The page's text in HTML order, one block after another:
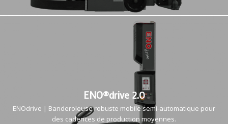
ENO®drive 2.0
ENOdrive | Banderoleuse robuste mobile semi-automatique pour
des cadences de production moyennes.